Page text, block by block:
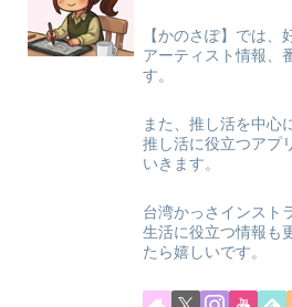
【かのさぽ】では、
アーティスト情報、
す。
また、推し活を中心
推し活に役立つアプ
いきます。
台湾かっさインスト
生活に役立つ情報も
たら嬉しいです。